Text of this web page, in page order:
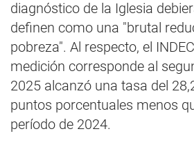
diagnóstico de la Iglesia
definen como una "brutal
pobreza". Al respecto, el
medición corresponde al
2025 alcanzó una tasa del
puntos porcentuales menos
período de 2024.